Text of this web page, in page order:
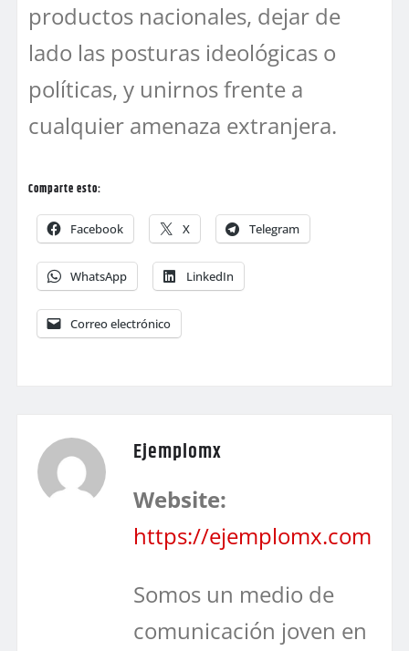
productos nacionales, dejar de
lado las posturas ideológicas o
políticas, y unirnos frente a
cualquier amenaza extranjera.
Comparte esto:
Facebook X Telegram
WhatsApp LinkedIn
Correo electrónico
Ejemplomx
Website:
https://ejemplomx.com
Somos un medio de
comunicación joven en